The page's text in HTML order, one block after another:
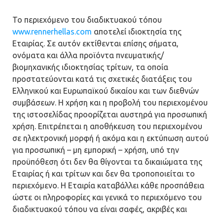
Το περιεχόμενο του διαδικτυακού τόπου
www.rennerhellas.com αποτελεί ιδιοκτησία της
Εταιρίας. Σε αυτόν εκτίθενται επίσης σήματα,
ονόματα και άλλα προϊόντα πνευματικής/
βιομηχανικής ιδιοκτησίας τρίτων, τα οποία
προστατεύονται κατά τις σχετικές διατάξεις του
Ελληνικού και Ευρωπαϊκού δικαίου και των διεθνών
συμβάσεων. Η χρήση και η προβολή του περιεχομένου
της ιστοσελίδας προορίζεται αυστηρά για προσωπική
χρήση. Επιτρέπεται η αποθήκευση του περιεχομένου
σε ηλεκτρονική μορφή ή ακόμα και η εκτύπωση αυτού
για προσωπική – μη εμπορική – χρήση, υπό την
προϋπόθεση ότι δεν θα θίγονται τα δικαιώματα της
Εταιρίας ή και τρίτων και δεν θα τροποποιείται το
περιεχόμενο. Η Εταιρία καταβάλλει κάθε προσπάθεια
ώστε οι πληροφορίες και γενικά το περιεχόμενο του
διαδικτυακού τόπου να είναι σαφές, ακριβές και